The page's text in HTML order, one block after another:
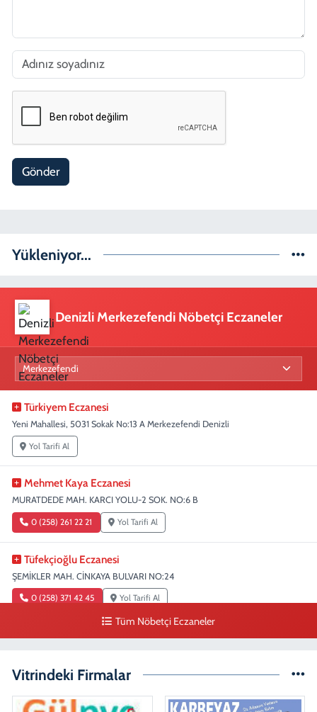
Gönder
Yükleniyor...
Denizli Merkezefendi Nöbetçi Eczaneler
Türkiyem Eczanesi
Yeni Mahallesi, 5031 Sokak No:13 A Merkezefendi Denizli
Yol Tarifi Al
Mehmet Kaya Eczanesi
MURATDEDE MAH. KARCI YOLU-2 SOK. NO:6 B
0 (258) 261 22 21 Yol Tarifi Al
Tüfekçioğlu Eczanesi
ŞEMİKLER MAH. CİNKAYA BULVARI NO:24
0 (258) 371 42 45 Yol Tarifi Al
Duygu Eczanesi
Tüm Nöbetçi Eczaneler
Vitrindeki Firmalar